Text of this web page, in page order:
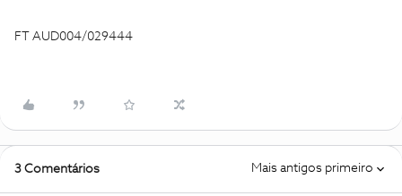
FT AUD004/029444
3 Comentários Mais antigos primeiro